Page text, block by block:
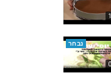
נבחר